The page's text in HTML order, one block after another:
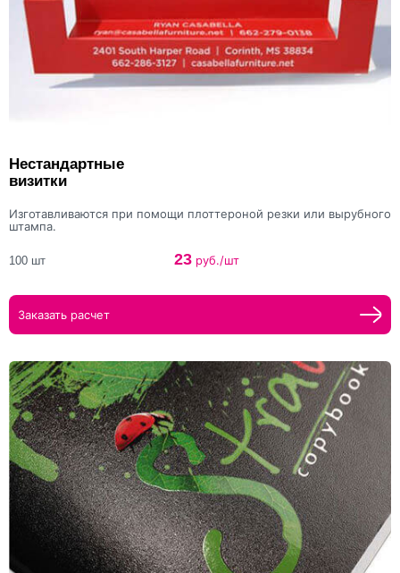
Нестандартные
визитки
Изготавливаются при помощи плоттероной резки или вырубного
штампа.
100 шт 23 руб./шт
Заказать расчет